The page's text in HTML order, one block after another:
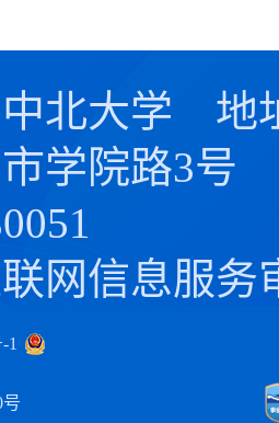
中北大学 地
市学院路3号
网信息服务
1
号